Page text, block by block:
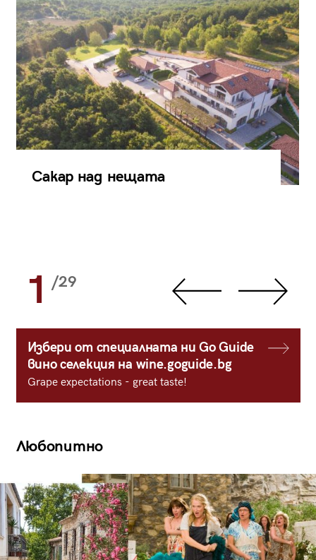
Сакар над нещата
1 /29
Избери от специалната ни Go Guide
вино селекция на wine.goguide.bg
Grape expectations - great taste!
Любопитно